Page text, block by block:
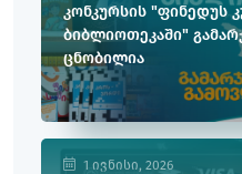
კონკურსის "ფინედუს
ბიბლიოთეკაში"
ცნობილია
1 ივნისი, 2026